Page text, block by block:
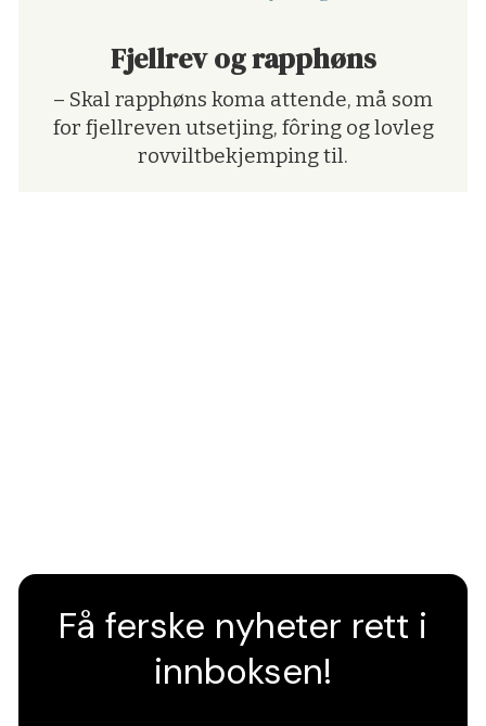
Fjellrev og rapphøns
– Skal rapphøns koma attende, må som
for fjellreven utsetjing, fôring og lovleg
rovviltbekjemping til.
Få ferske nyheter rett i
innboksen!